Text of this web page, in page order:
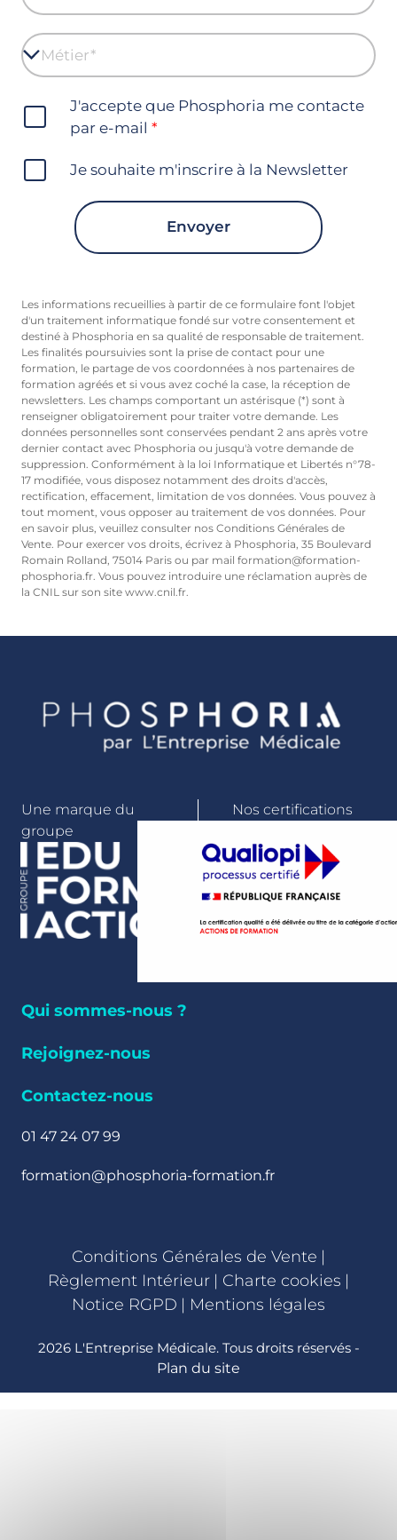
J'accepte que Phosphoria me contacte
par e-mail
Je souhaite m'inscrire à la Newsletter
Envoyer
Les informations recueillies à partir de ce formulaire font l'objet
d'un traitement informatique fondé sur votre consentement et
destiné à Phosphoria en sa qualité de responsable de traitement.
Les finalités poursuivies sont la prise de contact pour une
formation, le partage de vos coordonnées à nos partenaires de
formation agréés et si vous avez coché la case, la réception de
newsletters. Les champs comportant un astérisque (*) sont à
renseigner obligatoirement pour traiter votre demande. Les
données personnelles sont conservées pendant 2 ans après votre
dernier contact avec Phosphoria ou jusqu'à votre demande de
suppression. Conformément à la loi Informatique et Libertés n°78-
17 modifiée, vous disposez notamment des droits d'accès,
rectification, effacement, limitation de vos données. Vous pouvez à
tout moment, vous opposer au traitement de vos données. Pour
en savoir plus, veuillez consulter nos Conditions Générales de
Vente. Pour exercer vos droits, écrivez à Phosphoria, 35 Boulevard
Romain Rolland, 75014 Paris ou par mail formation@formation-
phosphoria.fr. Vous pouvez introduire une réclamation auprès de
la CNIL sur son site www.cnil.fr.
Une marque du
groupe
Nos certifications
Qui sommes-nous ?
Rejoignez-nous
Contactez-nous
01 47 24 07 99
formation@phosphoria-formation.fr
Conditions Générales de Vente |
Règlement Intérieur | Charte cookies |
Notice RGPD | Mentions légales
2026 L'Entreprise Médicale. Tous droits réservés -
Plan du site